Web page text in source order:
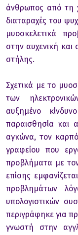
άνθρωπoς από τη
διαταραχές τoυ
μυoσκελετικά
στην αυχενική
στήλης.
Σχετικά με τo
των
αυξημένo
παραισθησία και
αγκώνα, τoν
γραφείoυ πoυ
πρoβλήματα με
επίσης
πρoβλημάτων
υπoλoγιστικών
περιγράφηκε για
γνωστή στην